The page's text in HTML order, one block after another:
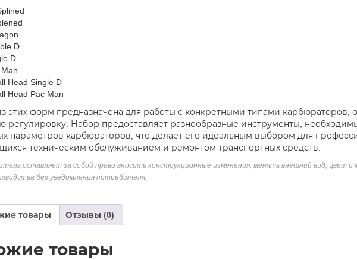
D
D
Head Single D
Head Pac Man
этих форм предназначена для работы с конкретными типами карбюраторов,
регулировку. Набор предоставляет разнообразные инструменты,
параметров карбюраторов, что делает его идеальным выбором для
техническим обслуживанием и ремонтом транспортных средств.
оставляет за собой право вносить конструкционные изменения, менять внешний вид, цвет
без уведомления потребителя.
товары Отзывы (0)
товары